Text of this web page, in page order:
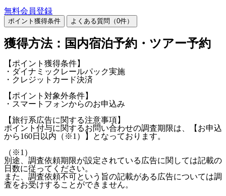
無料会員登録
ポイント獲得条件 よくある質問（0件）
獲得方法：国内宿泊予約・ツアー予約
【ポイント獲得条件】
・ダイナミックレールパック実施
・クレジットカード決済
【ポイント対象外条件】
・スマートフォンからのお申込み
【旅行系広告に関する注意事項】
ポイント付与に関するお問い合わせの調査期限は、【お申込
から160日以内（※1）】となっております。
（※1）
別途、調査依頼期限が設定されている広告に関しては記載の
日数に従ってください。
また、調査依頼不可という旨の記載がある広告については調
査をお受けすることができません。